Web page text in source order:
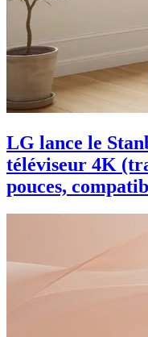
LG lance le
téléviseur 4K
pouces,